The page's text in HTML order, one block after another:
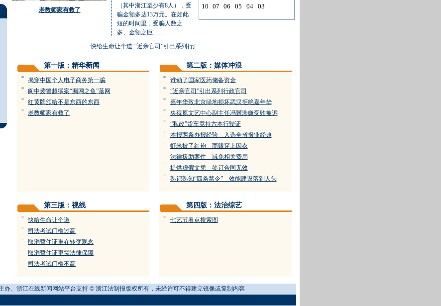
老教师家有救了
（其中浙江至少有8人），受
骗金额多达13万元。在如此
短的时间里，受骗人数之
多、金额之巨……
快给生命让个道·“近亲官司”引出系列行政官司
第一版：精华新闻
= 揭穿中国个人电子商务第一骗
= 阆中袭警越狱案“漏网之鱼”落网
= 红黄牌颁给不是东西的东西
= 老教师家有救了
第二版：媒体冲浪
= 谁动了国家医药储备资金
= “近亲官司”引出系列行政官司
= 嘉年华致北京绿地损坏武汉拒绝嘉年华
= 央视原文艺中心副主任冯骥涉嫌受贿被诉
= “私改”货车竟持六本行驶证
= 本报两条办报经验 入选全省报业经典
= 虾米披了红袍 商贩穿上囚衣
= 法律援助案件 减免相关费用
= 提供虚假文凭 签订合同无效
= 熟记熟知“四条禁令” 效能建设落到人头
第三版：视线
= 快给生命让个道
= 司法考试门槛过高
= 取消暂住证重在转变观念
= 取消暂住证更需法律保障
= 司法考试门槛不高
第四版：法治综艺
= 七艺节看点搜索图
办、浙江在线新闻网站平台支持 © 浙江法制报版权所有，未经许可不得建立镜像或复制内容